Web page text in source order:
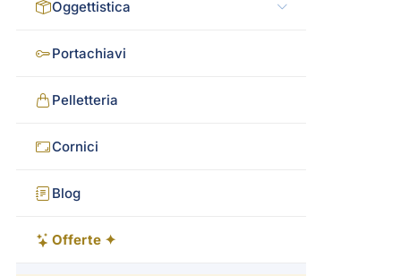
Oggettistica
Portachiavi
Pelletteria
Cornici
Blog
Offerte ✦